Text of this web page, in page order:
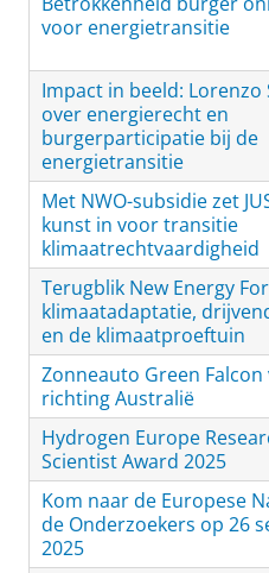
voor energietransitie
Impact in beeld: Lorenzo
over energierecht en
burgerparticipatie bij de
energietransitie
Met NWO-subsidie zet
kunst in voor transitie
klimaatrechtvaardigheid
Terugblik New Energy
klimaatadaptatie,
en de klimaatproeftuin
Zonneauto Green
richting Australië
Hydrogen Europe
Scientist Award 2025
Kom naar de Europese
de Onderzoekers op 26
2025